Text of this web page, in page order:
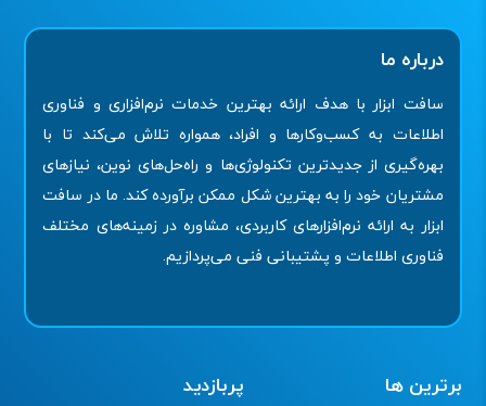
درباره ما
سافت ابزار با هدف ارائه بهترین خدمات نرم‌افزاری و فناوری
اطلاعات به کسب‌وکارها و افراد، همواره تلاش می‌کند تا با
بهره‌گیری از جدیدترین تکنولوژی‌ها و راه‌حل‌های نوین، نیازهای
مشتریان خود را به بهترین شکل ممکن برآورده کند. ما در سافت
ابزار به ارائه نرم‌افزارهای کاربردی، مشاوره در زمینه‌های مختلف
فناوری اطلاعات و پشتیبانی فنی می‌پردازیم.
برترین ها پربازدید